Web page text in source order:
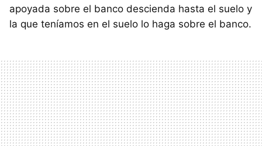
apoyada sobre el banco descienda hasta el suelo y
la que teníamos en el suelo lo haga sobre el banco.